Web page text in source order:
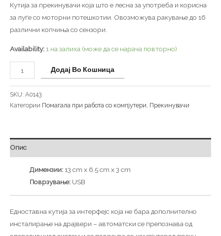
Кутија за прекинувачи која што е лесна за употреба и корисна
за луѓе со моторни потешкотии. Овозможува ракување до 16
различни копчиња со сензори.
Availability:1 на залиха (може да се нарача повторно)
Додај Во Кошница
SKU: A0143
Категории Помагала при работа со компјутери, Прекинувачи
Опис
Димензии:13 cm x 6.5 cm x 3 cm
Поврзување: USB
Едноставна кутија за интерфејс која не бара дополнително
инсталирање на драјвери – автоматски се препознава од